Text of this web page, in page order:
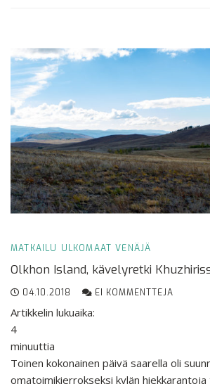
MATKAILU ULKOMAAT VENÄJÄ
Olkhon Island, kävelyretki
04.10.2018 EI KOMMENTTEJA
Artikkelin lukuaika:
4
minuuttia
Toinen kokonainen päivä saarella oli
omatoimikierrokseksi kylän